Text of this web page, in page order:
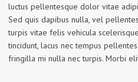
luctus pellentesque dolor vitae
Sed quis dapibus nulla, vel
turpis vitae felis vehicula
tincidunt, lacus nec tempus
fringilla mi nulla nec turpis. Morbi